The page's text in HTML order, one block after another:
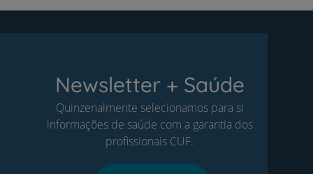
Newsletter + Saúde
Quinzenalmente selecionamos para si
informações de saúde com a garantia dos
profissionais CUF.